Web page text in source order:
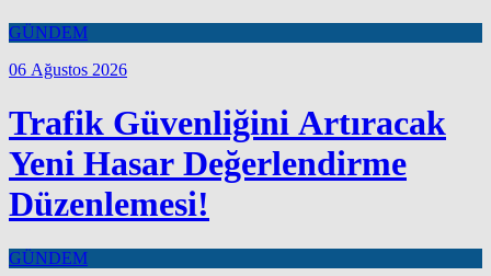
GÜNDEM
06 Ağustos 2026
Trafik Güvenliğini Artıracak
Yeni Hasar Değerlendirme
Düzenlemesi!
GÜNDEM